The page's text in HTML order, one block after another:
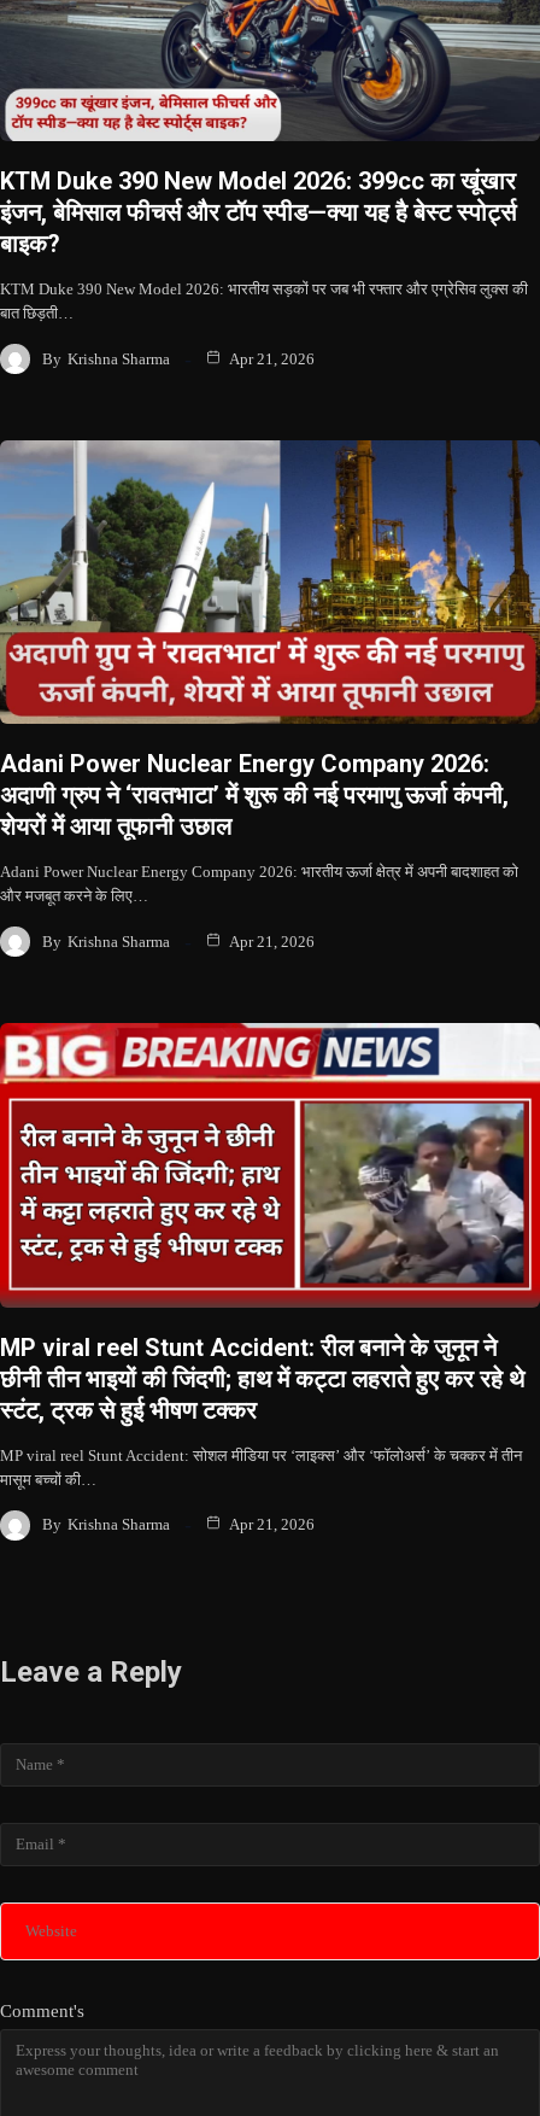
KTM Duke 390 New Model 2026: 399cc का खूंखार
इंजन, बेमिसाल फीचर्स और टॉप स्पीड—क्या यह है बेस्ट स्पोर्ट्स
बाइक?
KTM Duke 390 New Model 2026: भारतीय सड़कों पर जब भी रफ्तार और एग्रेसिव लुक्स की
बात छिड़ती…
By Krishna Sharma Apr 21, 2026
Adani Power Nuclear Energy Company 2026:
अदाणी ग्रुप ने ‘रावतभाटा’ में शुरू की नई परमाणु ऊर्जा कंपनी,
शेयरों में आया तूफानी उछाल
Adani Power Nuclear Energy Company 2026: भारतीय ऊर्जा क्षेत्र में अपनी बादशाहत को
और मजबूत करने के लिए…
By Krishna Sharma Apr 21, 2026
MP viral reel Stunt Accident: रील बनाने के जुनून ने
छीनी तीन भाइयों की जिंदगी; हाथ में कट्टा लहराते हुए कर रहे थे
स्टंट, ट्रक से हुई भीषण टक्कर
MP viral reel Stunt Accident: सोशल मीडिया पर ‘लाइक्स’ और ‘फॉलोअर्स’ के चक्कर में तीन
मासूम बच्चों की…
By Krishna Sharma Apr 21, 2026
Leave a Reply
Comment's